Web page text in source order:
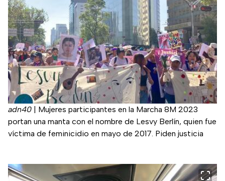
adn40 | Mujeres participantes en la Marcha 8M 2023
portan una manta con el nombre de Lesvy Berlín, quien fue
víctima de feminicidio en mayo de 2017. Piden justicia